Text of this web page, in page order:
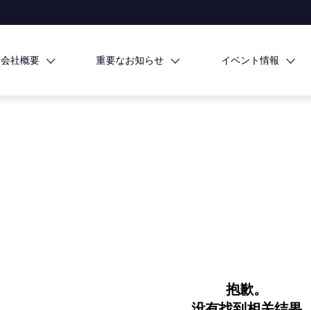
会社概要 重要なお知らせ イベント情報
抱歉。